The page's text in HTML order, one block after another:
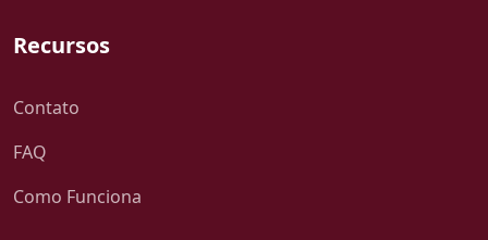
Recursos
Contato
FAQ
Como Funciona